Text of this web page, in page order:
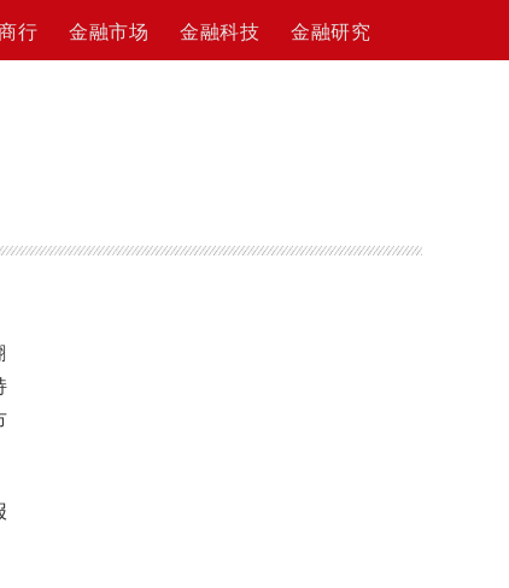
行 金融市场 金融科技 金融研究